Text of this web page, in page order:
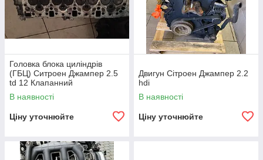
Головка блока циліндрів
(ГБЦ) Ситроен Джампер 2.5
td 12 Клапанний
В наявності
Ціну уточнюйте
Двигун Сітроен Джампер 2.2
hdi
В наявності
Ціну уточнюйте